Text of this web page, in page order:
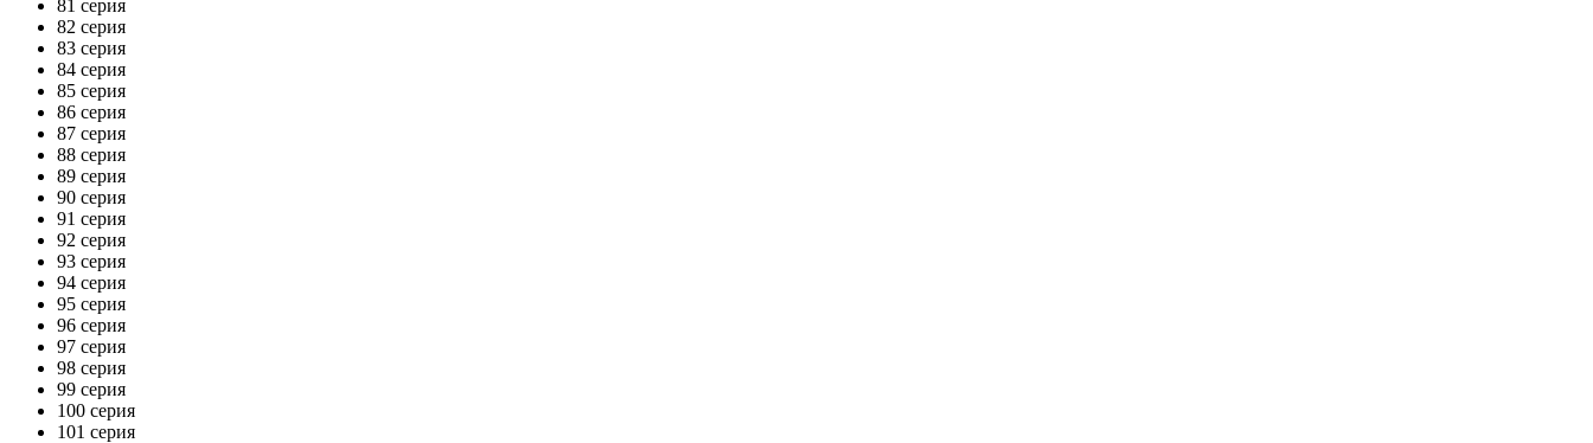
81 серия
82 серия
83 серия
84 серия
85 серия
86 серия
87 серия
88 серия
89 серия
90 серия
91 серия
92 серия
93 серия
94 серия
95 серия
96 серия
97 серия
98 серия
99 серия
100 серия
101 серия